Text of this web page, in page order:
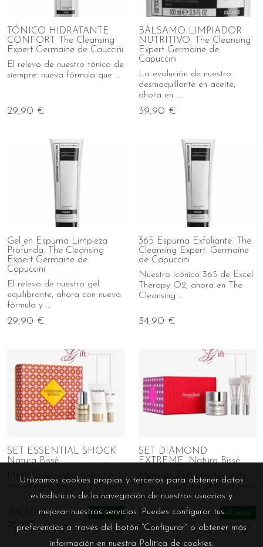
TÓNICO HIDRATANTE
CONFORT. The Cleansing
Expert Germaine de Cauccini
El relevo de nuestro tónico de
siempre: nueva fórmula que ...
29,90 €
BÁLSAMO LIMPIADOR
NUTRITIVO. The Cleansing
Expert Germaine de
Capuccini
La evolución de nuestro
desmaquillante en aceite,
ahora en ...
39,90 €
Gel en Espuma Limpieza
Profunda. The Cleansing
Expert Germaine de
Capuccini
El relevo de nuestro gel
equilibrante, ahora con nueva
fórmula y ...
29,90 €
365 Espuma Exfoliante. The
Cleansing Expert. Germaine
de Capuccini
Nuestro icónico 365 de Excel
Therapy O2, ahora en The
Cleansing ...
34,90 €
SET ESSENTIAL SHOCK
Natura Bissé
Menú Superreafirmante: La
receta para una piel nutrida y
159,30 €
177,00 €
oferta
SET DIAMOND
EXTREME. Natura Bissé
Menú de Belleza Inteligente:
El cóctel pro-longevidad para
una ...
280,80 €
312,00 €
Utilizamos cookies propias y terceros para obtener datos
estadísticos de la navegación de nuestros usuarios y
mejorar nuestros servicios. Puedes configurar tus
preferencias a través del botón “Configurar” o obtener más
información en nuestra Política de cookies.